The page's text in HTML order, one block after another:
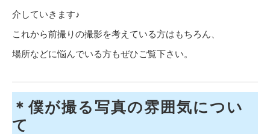
介していきます♪
これから前撮りの撮影を考えている方はもちろん、
場所などに悩んでいる方もぜひご覧下さい。
＊僕が撮る写真の雰囲気につい
て